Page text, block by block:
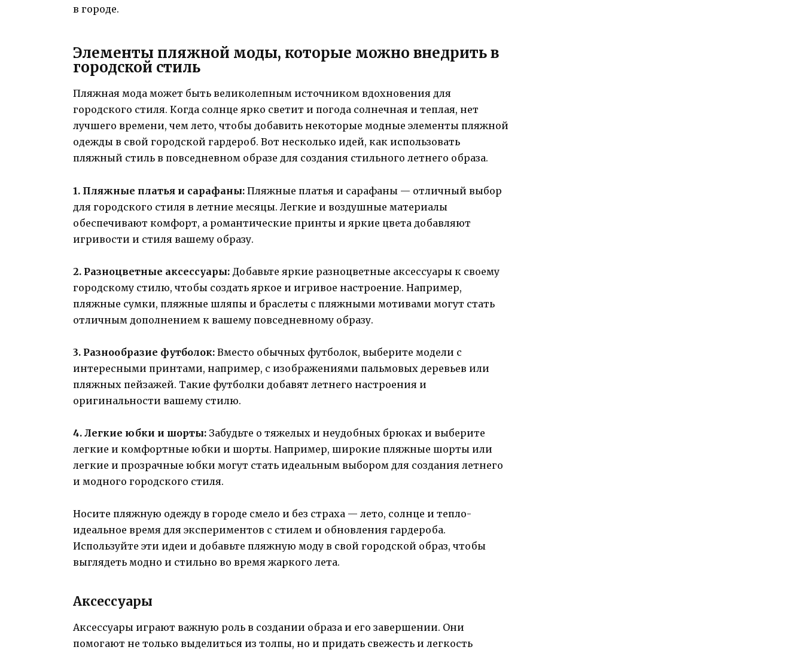
в городе.
Элементы пляжной моды, которые можно внедрить в
городской стиль
Пляжная мода может быть великолепным источником вдохновения для
городского стиля. Когда солнце ярко светит и погода солнечная и теплая, нет
лучшего времени, чем лето, чтобы добавить некоторые модные элементы пляжной
одежды в свой городской гардероб. Вот несколько идей, как использовать
пляжный стиль в повседневном образе для создания стильного летнего образа.
1. Пляжные платья и сарафаны: Пляжные платья и сарафаны — отличный выбор
для городского стиля в летние месяцы. Легкие и воздушные материалы
обеспечивают комфорт, а романтические принты и яркие цвета добавляют
игривости и стиля вашему образу.
2. Разноцветные аксессуары: Добавьте яркие разноцветные аксессуары к своему
городскому стилю, чтобы создать яркое и игривое настроение. Например,
пляжные сумки, пляжные шляпы и браслеты с пляжными мотивами могут стать
отличным дополнением к вашему повседневному образу.
3. Разнообразие футболок: Вместо обычных футболок, выберите модели с
интересными принтами, например, с изображениями пальмовых деревьев или
пляжных пейзажей. Такие футболки добавят летнего настроения и
оригинальности вашему стилю.
4. Легкие юбки и шорты: Забудьте о тяжелых и неудобных брюках и выберите
легкие и комфортные юбки и шорты. Например, широкие пляжные шорты или
легкие и прозрачные юбки могут стать идеальным выбором для создания летнего
и модного городского стиля.
Носите пляжную одежду в городе смело и без страха — лето, солнце и тепло-
идеальное время для экспериментов с стилем и обновления гардероба.
Используйте эти идеи и добавьте пляжную моду в свой городской образ, чтобы
выглядеть модно и стильно во время жаркого лета.
Аксессуары
Аксессуары играют важную роль в создании образа и его завершении. Они
помогают не только выделиться из толпы, но и придать свежесть и легкость